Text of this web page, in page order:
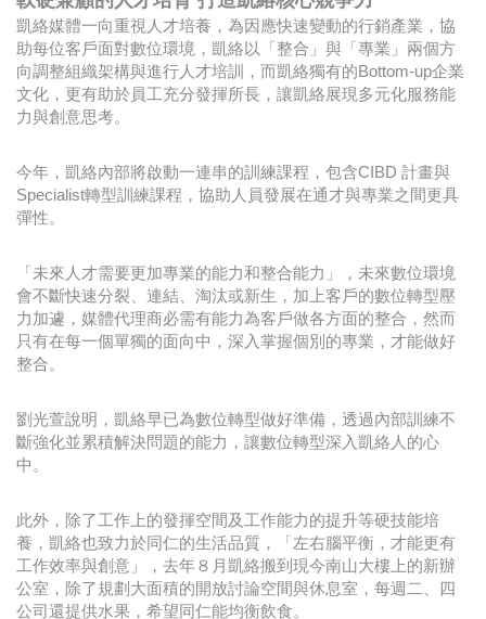
凱絡媒體一向重視人才培養，為因應快速變動的行銷產業，協
助每位客戶面對數位環境，凱絡以「整合」與「專業」兩個方
向調整組織架構與進行人才培訓，而凱絡獨有的Bottom-up企業
文化，更有助於員工充分發揮所長，讓凱絡展現多元化服務能
力與創意思考。
今年，凱絡內部將啟動一連串的訓練課程，包含CIBD 計畫與
Specialist轉型訓練課程，協助人員發展在通才與專業之間更具
彈性。
「未來人才需要更加專業的能力和整合能力」，未來數位環境
會不斷快速分裂、連結、淘汰或新生，加上客戶的數位轉型壓
力加遽，媒體代理商必需有能力為客戶做各方面的整合，然而
只有在每一個單獨的面向中，深入掌握個別的專業，才能做好
整合。
劉光萱說明，凱絡早已為數位轉型做好準備，透過內部訓練不
斷強化並累積解決問題的能力，讓數位轉型深入凱絡人的心
中。
此外，除了工作上的發揮空間及工作能力的提升等硬技能培
養，凱絡也致力於同仁的生活品質，「左右腦平衡，才能更有
工作效率與創意」，去年８月凱絡搬到現今南山大樓上的新辦
公室，除了規劃大面積的開放討論空間與休息室，每週二、四
公司還提供水果，希望同仁能均衡飲食。